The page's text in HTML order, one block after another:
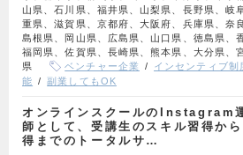
山県、石川県、福井県、山梨県、長野県、岐
重県、滋賀県、京都府、大阪府、兵庫県、奈
島根県、岡山県、広島県、山口県、徳島県、
福岡県、佐賀県、長崎県、熊本県、大分県、
県
ベンチャー企業 インセンティブ制
能
副業してもOK
オンラインスクールのInstagram
師として、受講生のスキル習得か
得までのトータルサ…